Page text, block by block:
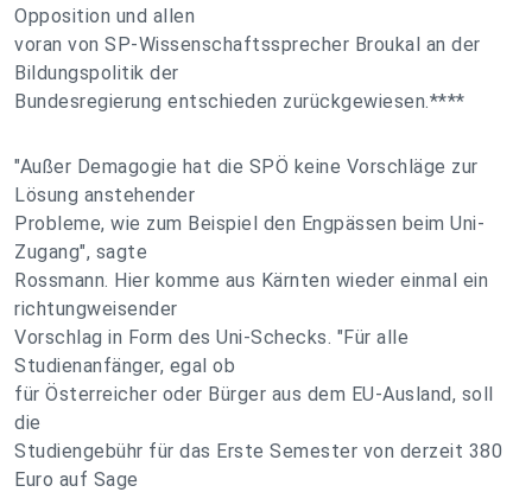
Opposition und allen
voran von SP-Wissenschaftssprecher Broukal an der
Bildungspolitik der
Bundesregierung entschieden zurückgewiesen.****
"Außer Demagogie hat die SPÖ keine Vorschläge zur
Lösung anstehender
Probleme, wie zum Beispiel den Engpässen beim Uni-
Zugang", sagte
Rossmann. Hier komme aus Kärnten wieder einmal ein
richtungweisender
Vorschlag in Form des Uni-Schecks. "Für alle
Studienanfänger, egal ob
für Österreicher oder Bürger aus dem EU-Ausland, soll
die
Studiengebühr für das Erste Semester von derzeit 380
Euro auf Sage